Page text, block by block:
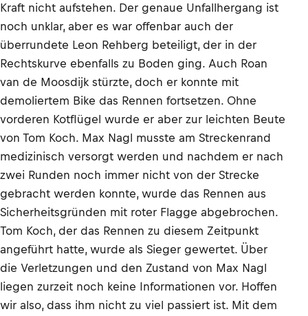
Kraft nicht aufstehen. Der genaue Unfallhergang ist
noch unklar, aber es war offenbar auch der
überrundete Leon Rehberg beteiligt, der in der
Rechtskurve ebenfalls zu Boden ging. Auch Roan
van de Moosdijk stürzte, doch er konnte mit
demoliertem Bike das Rennen fortsetzen. Ohne
vorderen Kotflügel wurde er aber zur leichten Beute
von Tom Koch. Max Nagl musste am Streckenrand
medizinisch versorgt werden und nachdem er nach
zwei Runden noch immer nicht von der Strecke
gebracht werden konnte, wurde das Rennen aus
Sicherheitsgründen mit roter Flagge abgebrochen.
Tom Koch, der das Rennen zu diesem Zeitpunkt
angeführt hatte, wurde als Sieger gewertet. Über
die Verletzungen und den Zustand von Max Nagl
liegen zurzeit noch keine Informationen vor. Hoffen
wir also, dass ihm nicht zu viel passiert ist. Mit dem